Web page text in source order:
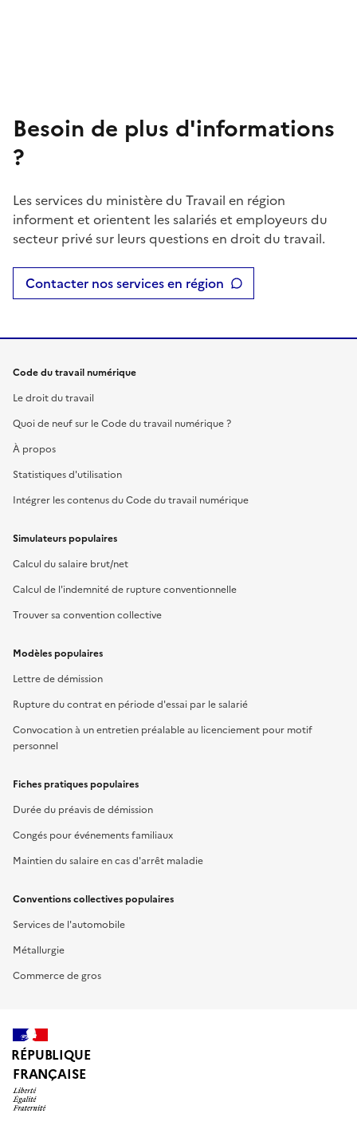
Besoin de plus d'informations
?
Les services du ministère du Travail en région
informent et orientent les salariés et employeurs du
secteur privé sur leurs questions en droit du travail.
Contacter nos services en région
Code du travail numérique
Le droit du travail
Quoi de neuf sur le Code du travail numérique ?
À propos
Statistiques d'utilisation
Intégrer les contenus du Code du travail numérique
Simulateurs populaires
Calcul du salaire brut/net
Calcul de l'indemnité de rupture conventionnelle
Trouver sa convention collective
Modèles populaires
Lettre de démission
Rupture du contrat en période d'essai par le salarié
Convocation à un entretien préalable au licenciement pour motif
personnel
Fiches pratiques populaires
Durée du préavis de démission
Congés pour événements familiaux
Maintien du salaire en cas d'arrêt maladie
Conventions collectives populaires
Services de l'automobile
Métallurgie
Commerce de gros
RÉPUBLIQUE
FRANÇAISE